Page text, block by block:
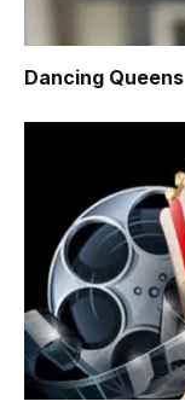
Dancing Queens